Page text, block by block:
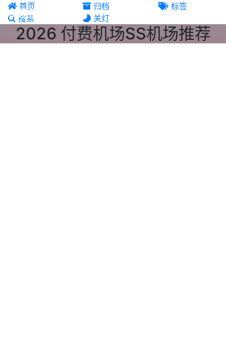
机场推荐
首页 归档
标签
搜索
关灯
2026 付费机场SS机场推荐